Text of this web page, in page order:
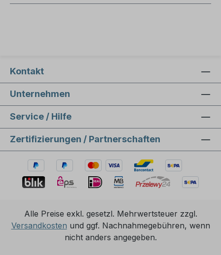
Kontakt
Unternehmen
Service / Hilfe
Zertifizierungen / Partnerschaften
Alle Preise exkl. gesetzl. Mehrwertsteuer zzgl.
Versandkosten und ggf. Nachnahmegebühren, wenn
nicht anders angegeben.